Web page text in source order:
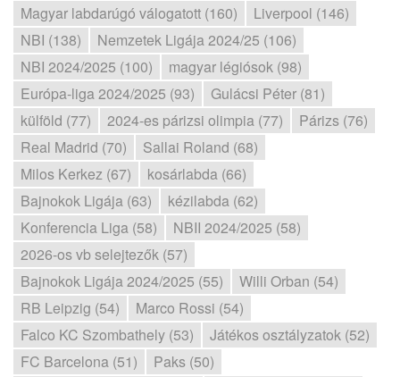
Magyar labdarúgó válogatott (160)
Liverpool (146)
NBI (138)
Nemzetek Ligája 2024/25 (106)
NBI 2024/2025 (100)
magyar légiósok (98)
Európa-liga 2024/2025 (93)
Gulácsi Péter (81)
külföld (77)
2024-es párizsi olimpia (77)
Párizs (76)
Real Madrid (70)
Sallai Roland (68)
Milos Kerkez (67)
kosárlabda (66)
Bajnokok Ligája (63)
kézilabda (62)
Konferencia Liga (58)
NBII 2024/2025 (58)
2026-os vb selejtezők (57)
Bajnokok Ligája 2024/2025 (55)
Willi Orban (54)
RB Leipzig (54)
Marco Rossi (54)
Falco KC Szombathely (53)
Játékos osztályzatok (52)
FC Barcelona (51)
Paks (50)